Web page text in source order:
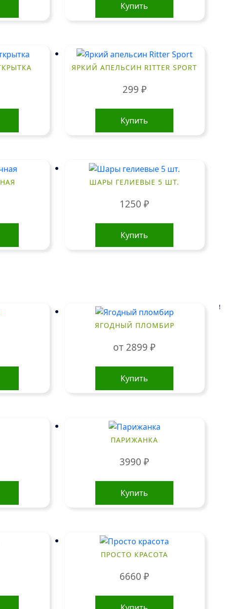
Купить
ЯРКИЙ АПЕЛЬСИН RITTER SPORT
299 ₽
Купить
ШАРЫ ГЕЛИЕВЫЕ 5 ШТ.
1250₽
Купить
ЯГОДНЫЙ ПЛОМБИР
от 2899₽
Купить
Этот
имеет
товара.
ПАРИЖАНКА
3990₽
Купить
ПРОСТО КРАСОТА
6660₽
!